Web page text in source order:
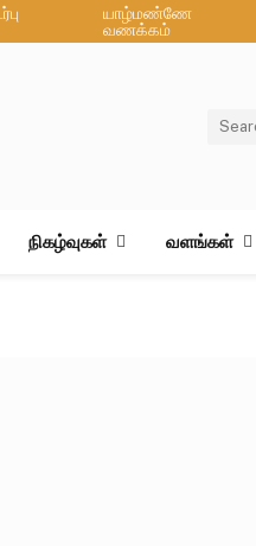
யாழ்மண்ணே
வணக்கம்
நிகழ்வுகள் வளங்கள்